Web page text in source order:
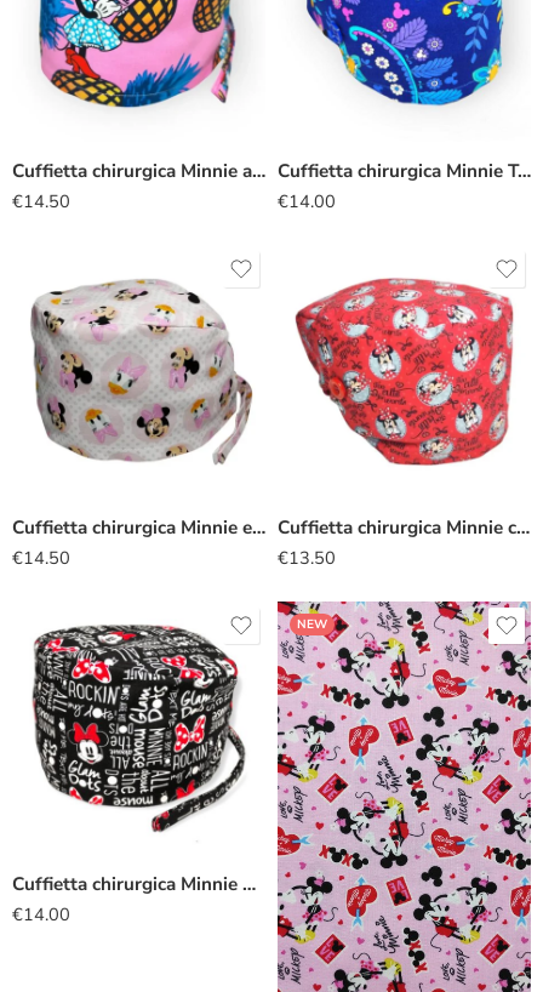
Cuffietta chirurgica Minnie ananas
€14.50
Cuffietta chirurgica Minnie Topolino fiori blu
€14.00
Cuffietta chirurgica Minnie e Paperina
€14.50
Cuffietta chirurgica Minnie carina
€13.50
Cuffietta chirurgica Minnie nero
€14.00
NEW